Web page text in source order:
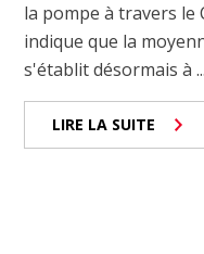
la pompe à travers le
indique que la
s'établit désormais à ...
LIRE LA SUITE